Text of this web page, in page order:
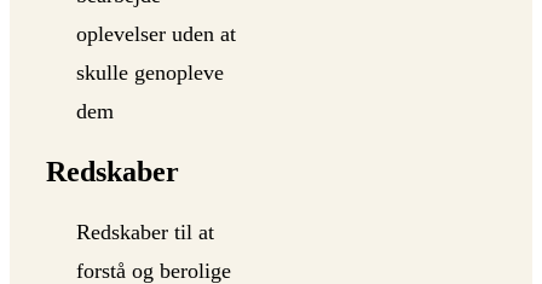
oplevelser uden at
skulle genopleve
dem
Redskaber
Redskaber til at
forstå og berolige